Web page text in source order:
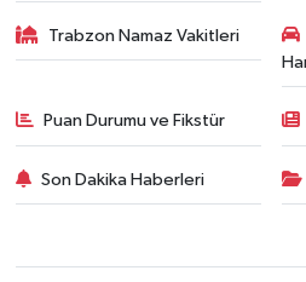
Trabzon Namaz Vakitleri
Puan Durumu ve Fikstür
Son Dakika Haberleri